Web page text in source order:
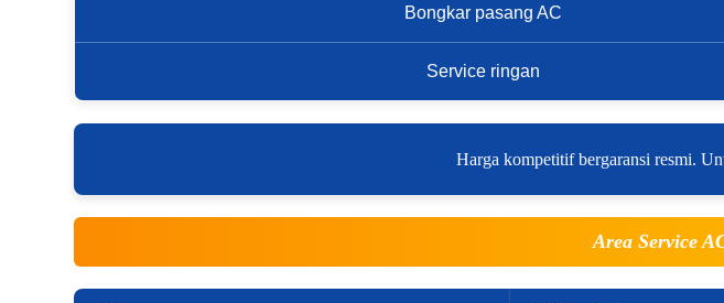
Bongkar pasang AC
Service ringan
Harga kompetitif bergaransi resmi.
Area Service